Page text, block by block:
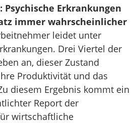
Psychische Erkrankungen
immer wahrscheinlicher
leidet unter
Drei Viertel der
an, dieser Zustand
Produktivität und das
diesem Ergebnis kommt ein
Report der
wirtschaftliche